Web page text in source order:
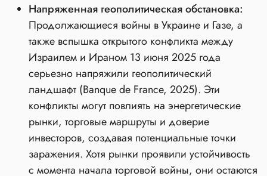
Напряженная геополитическая обстановка:
Продолжающиеся войны в Украине и Газе, а
также вспышка открытого конфликта между
Израилем и Ираном 13 июня 2025 года
серьезно напряжили геополитический
ландшафт (Banque de France, 2025). Эти
конфликты могут повлиять на энергетические
рынки, торговые маршруты и доверие
инвесторов, создавая потенциальные точки
заражения. Хотя рынки проявили устойчивость
с момента начала торговой войны, они остаются